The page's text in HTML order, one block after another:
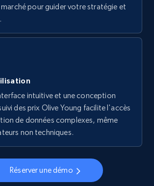
pour guider votre stratégie et
intuitive et une conception
des prix Olive Young facilite l'accès
de données complexes, même
non techniques.
Réserver une démo